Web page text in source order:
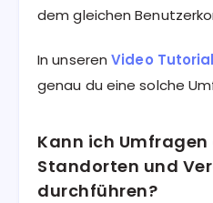
dem gleichen
In unserenVideo
genau du eine solche
Kann ich
Standorten und
durchführen?